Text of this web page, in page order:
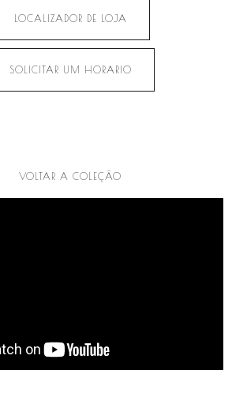
LOCALIZADOR DE LOJA
SOLICITAR UM HORARIO
VOLTAR A COLEÇÃO